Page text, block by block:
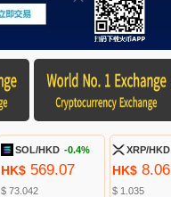
SOL/HKD -0.4%
HK$ 569.07
$ 73.042
XRP/HKD
HK$ 8.06
$ 1.035